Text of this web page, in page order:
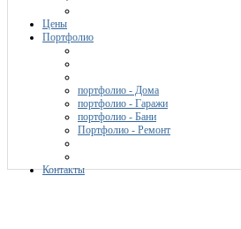
Цены
Портфолио
портфолио - Дома
портфолио - Гаражи
портфолио - Бани
Портфолио - Ремонт
Контакты